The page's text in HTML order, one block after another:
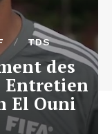
TDS
des
Entretien
El Ouni